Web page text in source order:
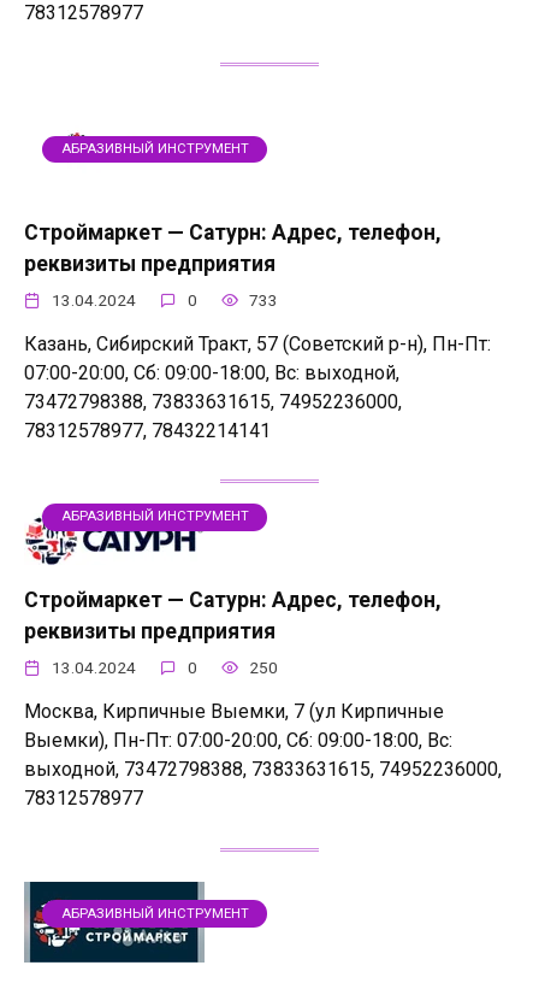
78312578977
АБРАЗИВНЫЙ ИНСТРУМЕНТ
Строймаркет — Сатурн: Адрес, телефон,
реквизиты предприятия
13.04.2024 0 733
Казань, Сибирский Тракт, 57 (Советский р-н), Пн-Пт:
07:00-20:00, Сб: 09:00-18:00, Вс: выходной,
73472798388, 73833631615, 74952236000,
78312578977, 78432214141
АБРАЗИВНЫЙ ИНСТРУМЕНТ
Строймаркет — Сатурн: Адрес, телефон,
реквизиты предприятия
13.04.2024 0 250
Москва, Кирпичные Выемки, 7 (ул Кирпичные
Выемки), Пн-Пт: 07:00-20:00, Сб: 09:00-18:00, Вс:
выходной, 73472798388, 73833631615, 74952236000,
78312578977
АБРАЗИВНЫЙ ИНСТРУМЕНТ